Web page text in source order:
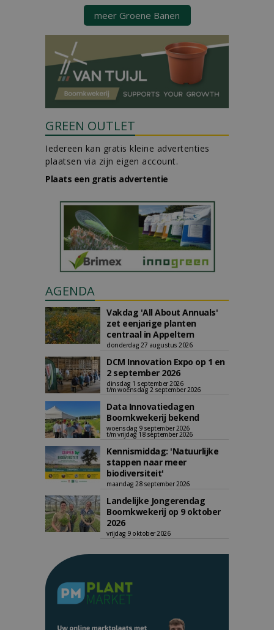
meer Groene Banen
GREEN OUTLET
Iedereen kan gratis kleine advertenties
plaatsen via zijn eigen account.
Plaats een gratis advertentie
AGENDA
Vakdag 'All About Annuals'
zet eenjarige planten
centraal in Appeltern
donderdag 27 augustus 2026
DCM Innovation Expo op 1 en
2 september 2026
dinsdag 1 september 2026
t/m woensdag 2 september 2026
Data Innovatiedagen
Boomkwekerij bekend
woensdag 9 september 2026
t/m vrijdag 18 september 2026
Kennismiddag: 'Natuurlijke
stappen naar meer
biodiversiteit'
maandag 28 september 2026
Landelijke Jongerendag
Boomkwekerij op 9 oktober
2026
vrijdag 9 oktober 2026